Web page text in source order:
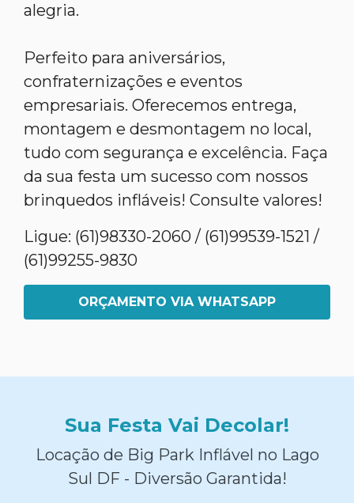
alegria.
Perfeito para aniversários,
confraternizações e eventos
empresariais. Oferecemos entrega,
montagem e desmontagem no local,
tudo com segurança e excelência. Faça
da sua festa um sucesso com nossos
brinquedos infláveis! Consulte valores!
Ligue: (61)98330-2060 / (61)99539-1521 /
(61)99255-9830
ORÇAMENTO VIA WHATSAPP
Sua Festa Vai Decolar!
Locação de Big Park Inflável no Lago
Sul DF - Diversão Garantida!